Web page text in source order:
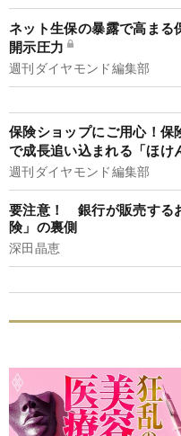
ネット生保の暴露で高まる
開示圧力
週刊ダイヤモンド編集部
保険ショップにご用心！保
で成長追い込まれる「ほけ
週刊ダイヤモンド編集部
要注意！ 銀行が販売する
険」の裏側
深田晶恵